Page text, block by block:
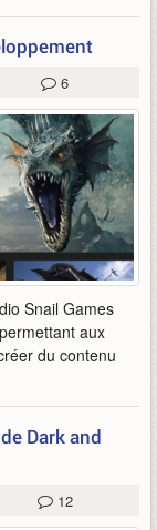
6
Snail Games
aux
du contenu
Dark and
12